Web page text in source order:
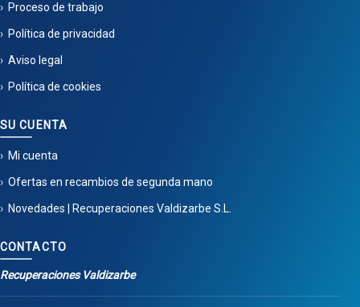
Proceso de trabajo
Política de privacidad
Aviso legal
Política de cookies
SU CUENTA
Mi cuenta
Ofertas en recambios de segunda mano
Novedades | Recuperaciones Valdizarbe S.L.
CONTACTO
Recuperaciones Valdizarbe